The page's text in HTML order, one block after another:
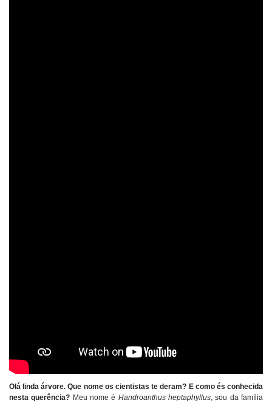
Olá linda árvore. Que nome os cientistas te deram? E como és conhecida
nesta querência? Meu nome é Handroanthus heptaphyllus, sou da família